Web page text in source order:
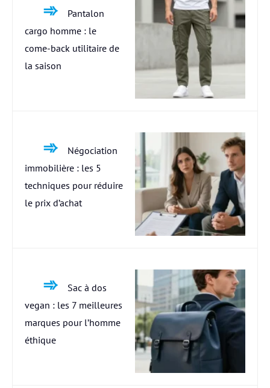
Pantalon
cargo homme : le
come-back utilitaire de
la saison
Négociation
immobilière : les 5
techniques pour réduire
le prix d’achat
Sac à dos
vegan : les 7 meilleures
marques pour l’homme
éthique